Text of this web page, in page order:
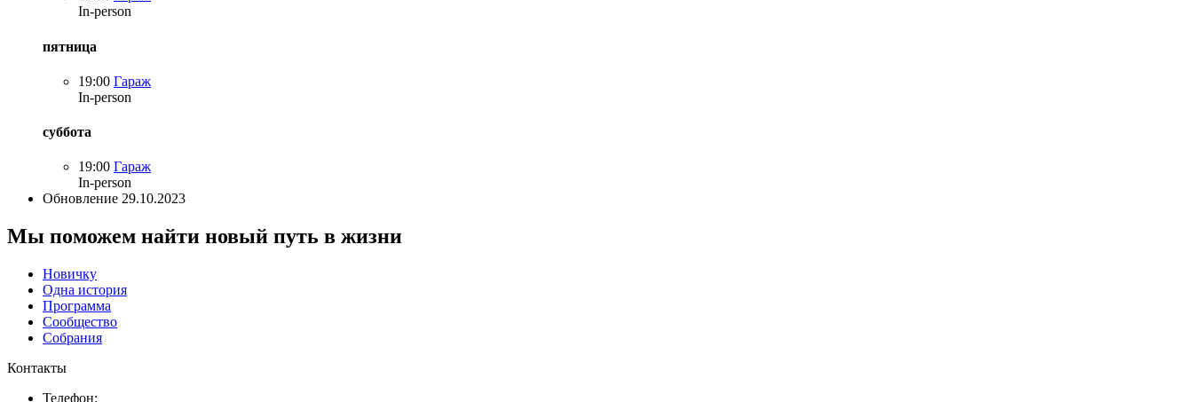
In-person
пятница
19:00 Гараж
In-person
суббота
19:00 Гараж
In-person
Обновление 29.10.2023
Мы поможем найти новый путь в жизни
Новичку
Одна история
Программа
Сообщество
Собрания
Контакты
Телефон: